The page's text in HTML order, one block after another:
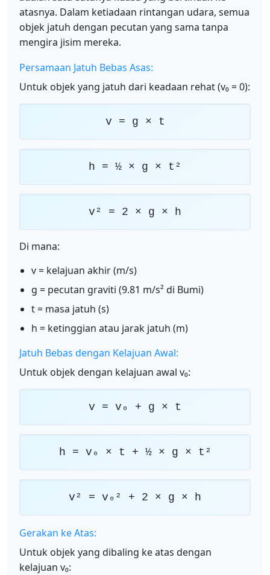
atasnya. Dalam ketiadaan rintangan udara, semua
objek jatuh dengan pecutan yang sama tanpa
mengira jisim mereka.
Persamaan Jatuh Bebas Asas:
Untuk objek yang jatuh dari keadaan rehat (v₀ = 0):
v = g × t
h = ½ × g × t²
v² = 2 × g × h
Di mana:
v = kelajuan akhir (m/s)
g = pecutan graviti (9.81 m/s² di Bumi)
t = masa jatuh (s)
h = ketinggian atau jarak jatuh (m)
Jatuh Bebas dengan Kelajuan Awal:
Untuk objek dengan kelajuan awal v₀:
v = v₀ + g × t
h = v₀ × t + ½ × g × t²
v² = v₀² + 2 × g × h
Gerakan ke Atas:
Untuk objek yang dibaling ke atas dengan
kelajuan v₀: